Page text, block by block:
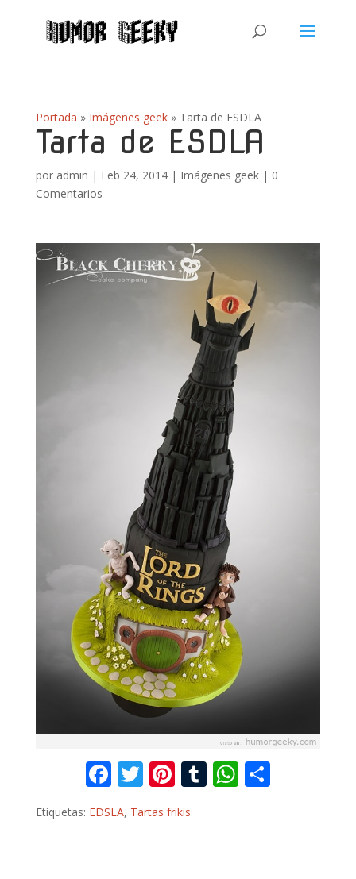
Portada » Imágenes geek» Tarta de ESDLA
Tarta de ESDLA
por admin | Feb 24, 2014| Imágenes geek| 0
Comentarios
F
ac
e
T
w
itt
Pi
nt
er
T W
Etiquetas: EDSLA, Tartas frikis